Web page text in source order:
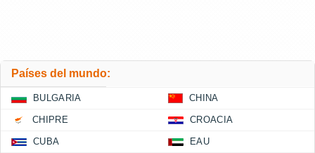
Países del mundo:
BULGARIA CHINA
CHIPRE CROACIA
CUBA EAU